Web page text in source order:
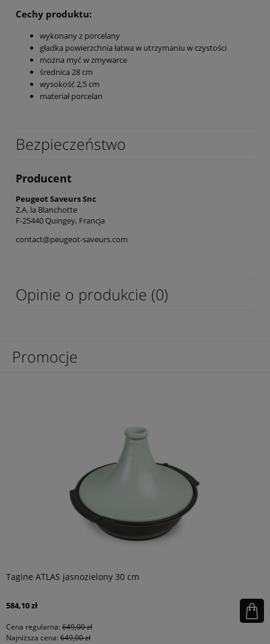
Cechy produktu:
wykonany z porcelany
gładka powierzchnia łatwa w utrzymaniu w czystości
można myć w zmywarce
średnica 28 cm
wysokość 2,5 cm
materiał porcelan
Bezpieczeństwo
Producent
Peugeot Saveurs Snc
Z.A. la Blanchotte
F-25440 Quingey, Francja
contact@peugeot-saveurs.com
Opinie o produkcie (0)
Promocje
Tagine ATLAS jasnozielony 30 cm
584,10 zł
Cena regularna: 649,00 zł
Najniższa cena: 649,00 zł